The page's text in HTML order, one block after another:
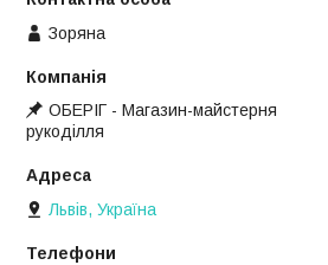
Зоряна
ОБЕРІГ - Магазин-майстерня
рукоділля
Львів, Україна